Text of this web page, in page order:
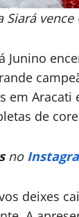
Siará
Junino
em Aracati
de
no
deixes